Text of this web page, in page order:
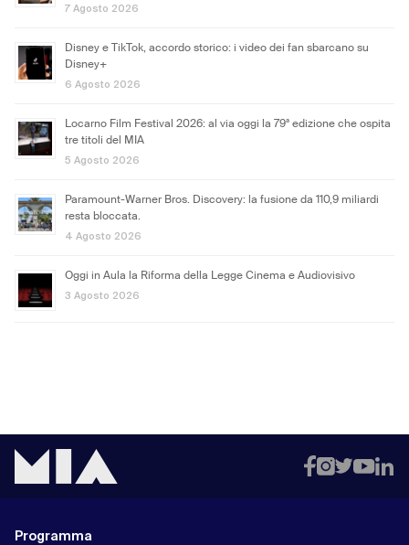
7 Agosto 2026
Disney e TikTok, accordo storico: i video dei fan sbarcano su
Disney+
6 Agosto 2026
Locarno Film Festival 2026: al via oggi la 79ª edizione che ospita
tre titoli del MIA
5 Agosto 2026
Paramount-Warner Bros. Discovery: la fusione da 110,9 miliardi
resta bloccata.
4 Agosto 2026
Oggi in Aula la Riforma della Legge Cinema e Audiovisivo
3 Agosto 2026
Programma